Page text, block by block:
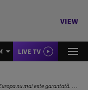
VIEW
LIVE TV
garantată. Trebuie să acționăm rapid”. Avertismentul președintelui Cehiei